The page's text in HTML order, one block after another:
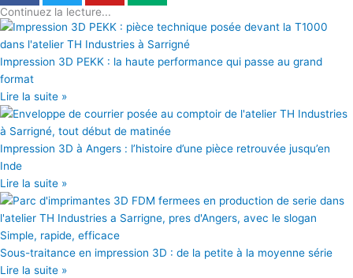
Continuez la lecture...
Impression 3D PEKK : la haute performance qui passe au grand
format
Lire la suite »
Impression 3D à Angers : l’histoire d’une pièce retrouvée jusqu’en
Inde
Lire la suite »
Sous-traitance en impression 3D : de la petite à la moyenne série
Lire la suite »